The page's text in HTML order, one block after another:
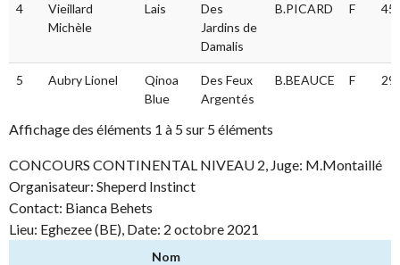
4
Vieillard
Michèle
Lais
Des
Jardins de
Damalis
B.PICARD F
5 Aubry Lionel
Qinoa
Blue
Des Feux
Argentés
B.BEAUCE F
Affichage des éléments 1 à 5 sur 5 éléments
CONCOURS CONTINENTAL NIVEAU 2, Juge: M.Montaillé
Organisateur: Sheperd Instinct
Contact: Bianca Behets
Lieu: Eghezee (BE), Date: 2 octobre 2021
Nom